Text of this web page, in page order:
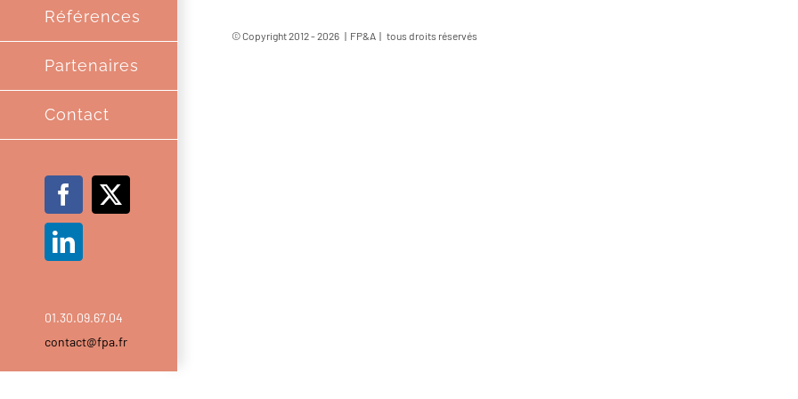
Références
Partenaires
Contact
Facebook
X
LinkedIn
01.30.09.67.04
contact@fpa.fr
© Copyright 2012 -2026 | FP&A | tous droits réservés